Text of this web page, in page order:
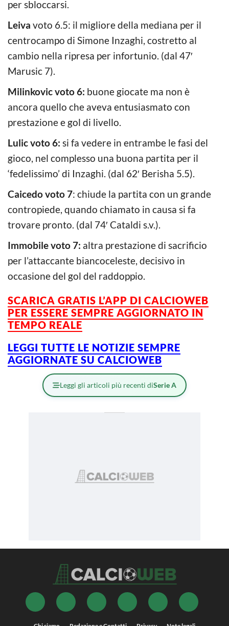
per sbloccarsi.
Leiva voto 6.5: il migliore della mediana per il
centrocampo di Simone Inzaghi, costretto al
cambio nella ripresa per infortunio. (dal 47′
Marusic 7).
Milinkovic voto 6: buone giocate ma non è
ancora quello che aveva entusiasmato con
prestazione e gol di livello.
Lulic voto 6: si fa vedere in entrambe le fasi del
gioco, nel complesso una buona partita per il
‘fedelissimo’ di Inzaghi. (dal 62′ Berisha 5.5).
Caicedo voto 7: chiude la partita con un grande
contropiede, quando chiamato in causa si fa
trovare pronto. (dal 74′ Cataldi s.v.).
Immobile voto 7: altra prestazione di sacrificio
per l’attaccante biancoceleste, decisivo in
occasione del gol del raddoppio.
SCARICA GRATIS L’APP DI CALCIOWEB
PER ESSERE SEMPRE AGGIORNATO IN
TEMPO REALE
LEGGI TUTTE LE NOTIZIE SEMPRE
AGGIORNATE SU CALCIOWEB
Leggi gli articoli più recenti diSerie A